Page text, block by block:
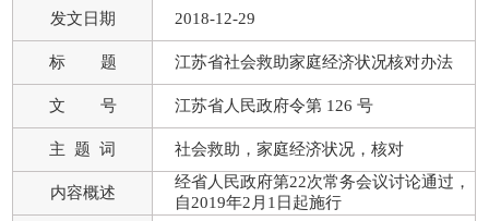
发文日期 2018-12-29
标 题 江苏省社会救助家庭经济状况核对办法
文 号 江苏省人民政府令第 126 号
主 题 词 社会救助，家庭经济状况，核对
内容概述
经省人民政府第22次常务会议讨论通过，
自2019年2月1日起施行